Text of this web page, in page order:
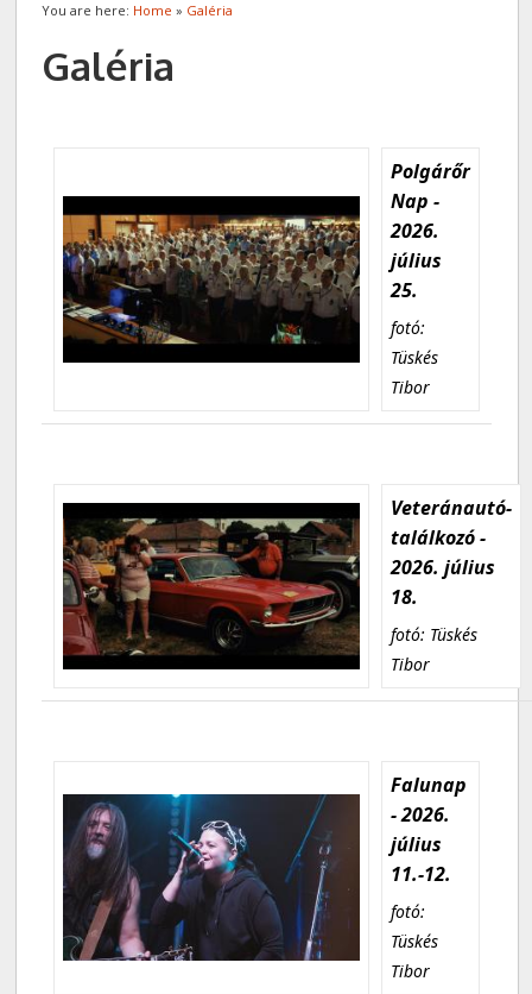
You are here: Home » Galéria
Galéria
Polgárőr
Nap -
2026.
július
25.
fotó:
Tüskés
Tibor
Veteránautó-
találkozó -
2026. július
18.
fotó: Tüskés
Tibor
Falunap
- 2026.
július
11.-12.
fotó:
Tüskés
Tibor